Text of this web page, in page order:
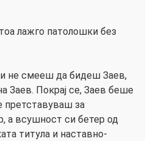
лажго патолошки без
не смееш да бидеш Заев,
Заев. Покрај се, Заев беше
претставуваш за
а всушност си бетер од
титула и наставно-